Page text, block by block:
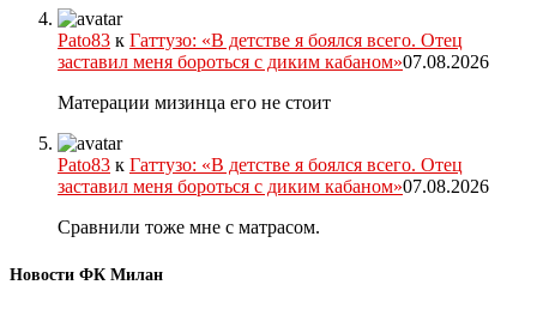
Pato83 к Гаттузо: «В детстве я боялся всего. Отец
заставил меня бороться с диким кабаном»07.08.2026
Матерации мизинца его не стоит
Pato83 к Гаттузо: «В детстве я боялся всего. Отец
заставил меня бороться с диким кабаном»07.08.2026
Сравнили тоже мне с матрасом.
Новости ФК Милан